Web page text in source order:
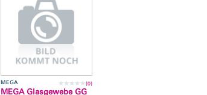
MEGA (0)
MEGA Glasgewebe GG